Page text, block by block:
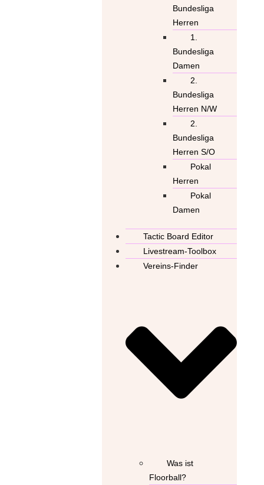
Bundesliga
Herren
1.
Bundesliga
Damen
2.
Bundesliga
Herren N/W
2.
Bundesliga
Herren S/O
Pokal
Herren
Pokal
Damen
Tactic Board Editor
Livestream-Toolbox
Vereins-Finder
Was ist
Floorball?